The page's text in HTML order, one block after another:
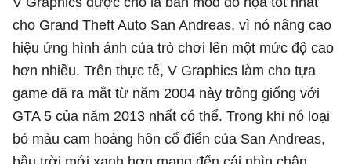
cho Grand Theft Auto San Andreas, vì nó nâng cao
hiệu ứng hình ảnh của trò chơi lên một mức độ cao
hơn nhiều. Trên thực tế, V Graphics làm cho tựa
game đã ra mắt từ năm 2004 này trông giống với
GTA 5 của năm 2013 nhất có thể. Trong khi nó loại
bỏ màu cam hoàng hôn cổ điển của San Andreas,